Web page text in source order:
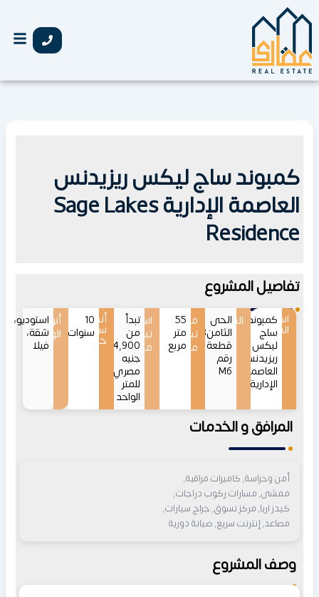
تخطي
إلى
كمبوند ساج ليكس ريزيدنس
العاصمة الإدارية Sage Lakes
Residence
تفاصيل المشروع
اسم
المشروع
كمبوند
ساج
ليكس
ريزيدنس
العاصمة
الإدارية
الموقع
الحى
الثامنR8
قطعة
رقم
M6
مساحات
تبدأ
من
55
متر
مربع
اسعار
تبدأ
من
تبدأ
من
24,900
جنيه
مصري
للمتر
الواحد
أنظمة
سداد
حتى
10
سنوات
أنواع
الوحدات
استوديو،
شقة،
فيلا
المرافق و الخدمات
أمن وحراسة, كاميرات مراقبة,
ممشى, مسارات ركوب دراجات,
كيدز اريا, مركز تسوق, جراج سيارات,
مصاعد, إنترنت سريع, صيانة دورية
وصف المشروع